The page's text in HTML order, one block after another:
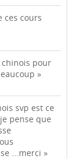
ces cours
pour
»
svp est ce
pense que
...merci »